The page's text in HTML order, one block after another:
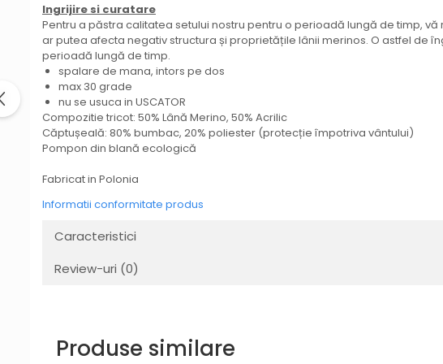
Ingrijire si curatare
Pentru a păstra calitatea setului nostru pentru o perioadă lungă de timp,
ar putea afecta negativ structura și proprietățile lânii merinos. O astfel de
perioadă lungă de timp.
spalare de mana, intors pe dos
max 30 grade
nu se usuca in USCATOR
Compozitie tricot: 50% Lână Merino, 50% Acrilic
Căptușeală: 80% bumbac, 20% poliester (protecție împotriva vântului)
Pompon din blană ecologică
Fabricat in Polonia
Informatii conformitate produs
Caracteristici
Review-uri (0)
Produse similare